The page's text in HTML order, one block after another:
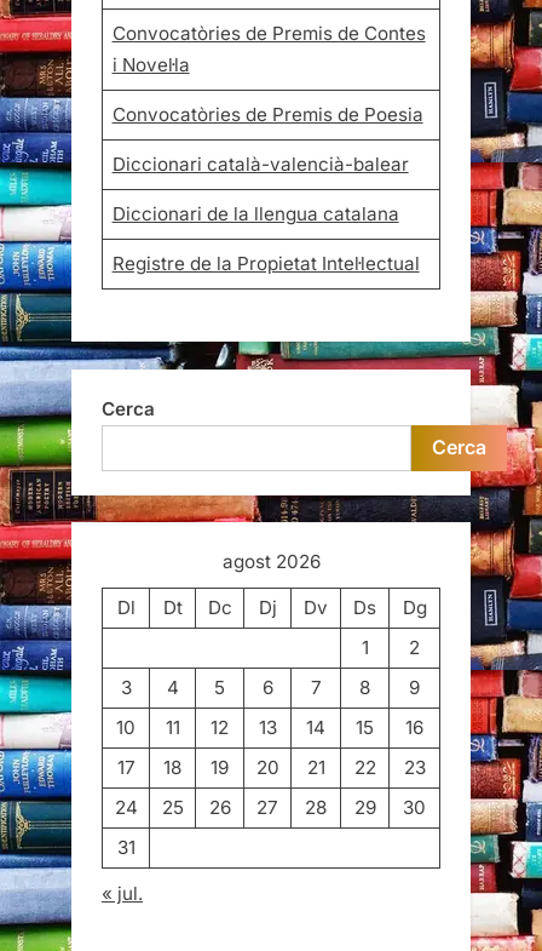
Convocatòries de Premis de Contes
i Novel·la
Convocatòries de Premis de Poesia
Diccionari català-valencià-balear
Diccionari de la llengua catalana
Registre de la Propietat Intel·lectual
Cerca
Cerca
agost 2026
Dl
Dt Dc Dj Dv Ds
Dg
1
2
3
4 5 6 7 8
9
10
11 12 13 14 15
16
17
18 19 20 21 22
23
24
25 26 27 28 29
30
31
« jul.